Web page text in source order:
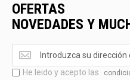
OFERTAS
NOVEDADES Y
Ofertas
<br>Novedades
y
He leido y acepto las